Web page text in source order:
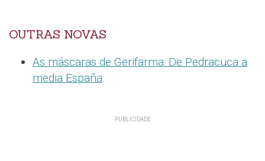
OUTRAS NOVAS
As máscaras de Gerifarma: De Pedracuca a
media España.